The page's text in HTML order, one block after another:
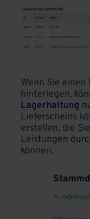
Wenn Sie
hinterlegen,
Lagerhaltung
Lieferscheins
erstellen, die
Leistungen
können.